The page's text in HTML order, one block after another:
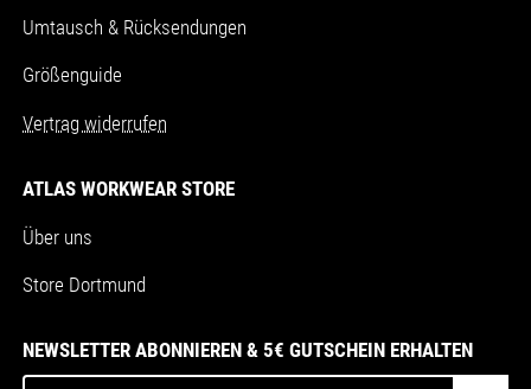
Umtausch & Rücksendungen
Größenguide
Vertrag widerrufen
ATLAS WORKWEAR STORE
Über uns
Store Dortmund
NEWSLETTER ABONNIEREN & 5€ GUTSCHEIN ERHALTEN